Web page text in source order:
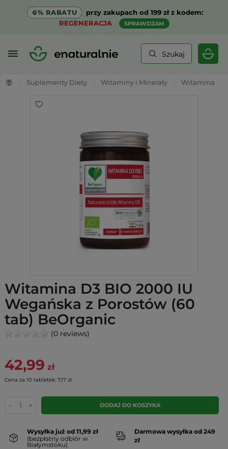
6% RABATU
przy zakupach od 199 zł z kodem:
REGENERACJA
SPRAWDZAM
Szukaj
Suplementy Diety Witaminy i Minerały Witamina K2
Witamina D3 BIO 2000 IU
Wegańska z Porostów (60
tab) BeOrganic
(0 reviews)
42,99 zł
Cena za 10 tabletek: 7,17 zł
- + DODAJ DO KOSZYKA
Wysyłka już od 11,99 zł
(bezpłatny odbiór w
Białymstoku)
Darmowa wysyłka od 249
zł